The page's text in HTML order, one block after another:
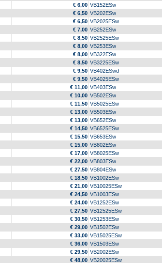
€ 6,00 VB152ESw
€ 6,50 VB202ESw
€ 6,50 VB2025ESw
€ 7,00 VB252ESw
€ 8,50 VB2525ESw
€ 8,00 VB253ESw
€ 8,00 VB322ESw
€ 8,50 VB3225ESw
€ 9,50 VB402ESwd
€ 9,50 VB4025ESw
€ 11,00 VB403ESw
€ 10,00 VB502ESw
€ 11,50 VB5025ESw
€ 13,00 VB503ESw
€ 13,00 VB652ESw
€ 14,50 VB6525ESw
€ 15,50 VB653ESw
€ 15,00 VB802ESw
€ 17,00 VB8025ESw
€ 22,00 VB803ESw
€ 27,50 VB804ESw
€ 18,50 VB1002ESw
€ 21,00 VB10025ESw
€ 24,50 VB1003ESw
€ 24,00 VB1252ESw
€ 27,50 VB12525ESw
€ 30,50 VB1253ESw
€ 29,00 VB1502ESw
€ 33,00 VB15025ESw
€ 36,00 VB1503ESw
€ 29,50 VB2002ESw
€ 48,00 VB20025ESw